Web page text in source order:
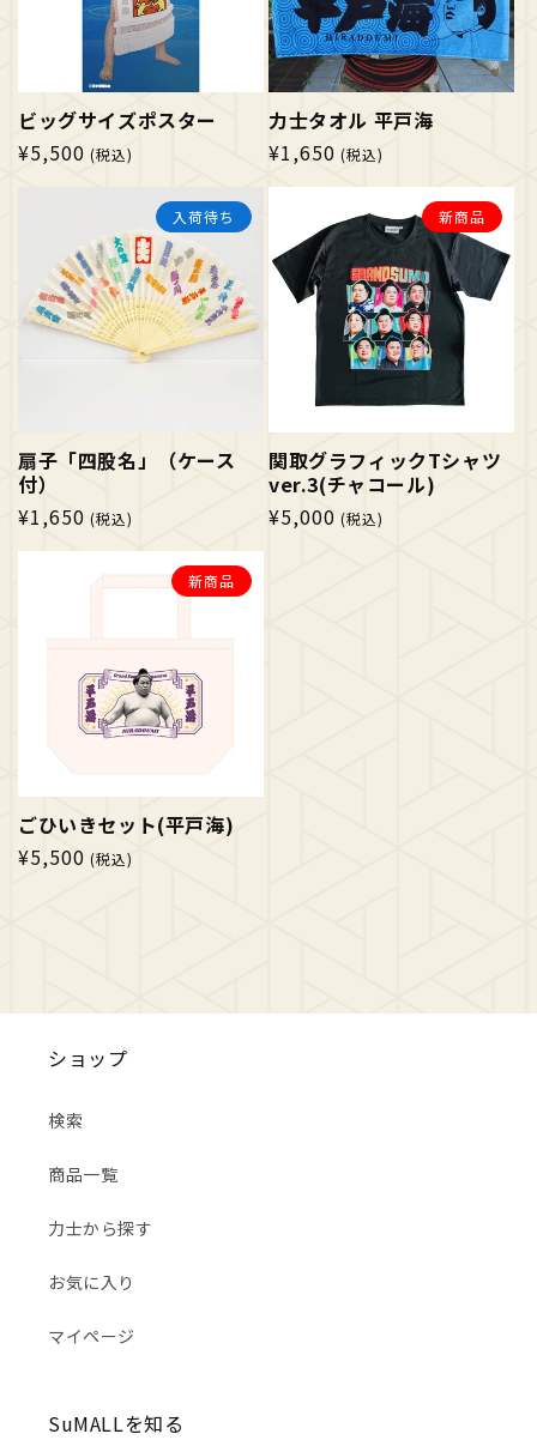
ビッグサイズポスター
通
¥5,500 (税込)
力士タオル 平戸海
通
常
¥1,650 (税込)
入荷待ち
扇子「四股名」（ケース
付）
通
常
¥1,650 (税込)
新商品
関取グラフィックTシャツ
ver.3(チャコール)
通
¥5,000 (税込)
新商品
ごひいきセット(平戸海)
通
¥5,500 (税込)
ショップ
検索
商品一覧
力士から探す
お気に入り
マイページ
SuMALLを知る